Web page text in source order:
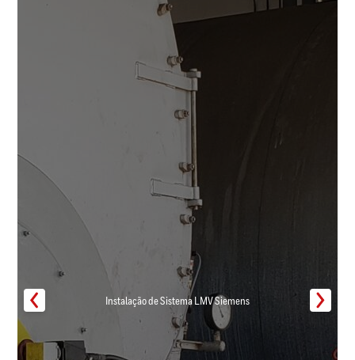
Instalação de Sistema LMV Siemens